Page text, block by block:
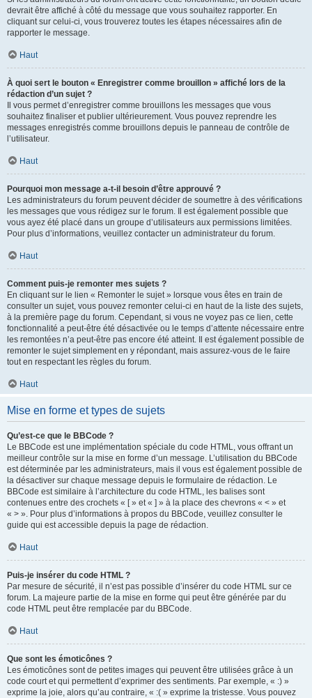
devrait être affiché à côté du message que vous souhaitez rapporter. En
cliquant sur celui-ci, vous trouverez toutes les étapes nécessaires afin de
rapporter le message.
Haut
À quoi sert le bouton « Enregistrer comme brouillon » affiché lors de la
rédaction d’un sujet ?
Il vous permet d’enregistrer comme brouillons les messages que vous
souhaitez finaliser et publier ultérieurement. Vous pouvez reprendre les
messages enregistrés comme brouillons depuis le panneau de contrôle de
l’utilisateur.
Haut
Pourquoi mon message a-t-il besoin d’être approuvé ?
Les administrateurs du forum peuvent décider de soumettre à des vérifications
les messages que vous rédigez sur le forum. Il est également possible que
vous ayez été placé dans un groupe d’utilisateurs aux permissions limitées.
Pour plus d’informations, veuillez contacter un administrateur du forum.
Haut
Comment puis-je remonter mes sujets ?
En cliquant sur le lien « Remonter le sujet » lorsque vous êtes en train de
consulter un sujet, vous pouvez remonter celui-ci en haut de la liste des sujets,
à la première page du forum. Cependant, si vous ne voyez pas ce lien, cette
fonctionnalité a peut-être été désactivée ou le temps d’attente nécessaire entre
les remontées n’a peut-être pas encore été atteint. Il est également possible de
remonter le sujet simplement en y répondant, mais assurez-vous de le faire
tout en respectant les règles du forum.
Haut
Mise en forme et types de sujets
Qu’est-ce que le BBCode ?
Le BBCode est une implémentation spéciale du code HTML, vous offrant un
meilleur contrôle sur la mise en forme d’un message. L’utilisation du BBCode
est déterminée par les administrateurs, mais il vous est également possible de
la désactiver sur chaque message depuis le formulaire de rédaction. Le
BBCode est similaire à l’architecture du code HTML, les balises sont
contenues entre des crochets « [ » et « ] » à la place des chevrons « < » et
« > ». Pour plus d’informations à propos du BBCode, veuillez consulter le
guide qui est accessible depuis la page de rédaction.
Haut
Puis-je insérer du code HTML ?
Par mesure de sécurité, il n’est pas possible d’insérer du code HTML sur ce
forum. La majeure partie de la mise en forme qui peut être générée par du
code HTML peut être remplacée par du BBCode.
Haut
Que sont les émoticônes ?
Les émoticônes sont de petites images qui peuvent être utilisées grâce à un
code court et qui permettent d’exprimer des sentiments. Par exemple, « :) »
exprime la joie, alors qu’au contraire, « :( » exprime la tristesse. Vous pouvez